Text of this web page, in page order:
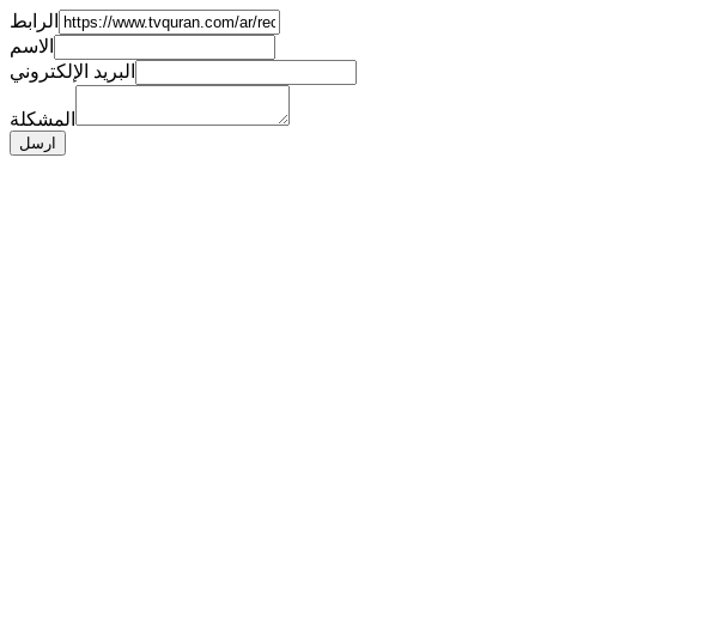
الرابط
الاسم
البريد الإلكتروني
المشكلة
ارسل